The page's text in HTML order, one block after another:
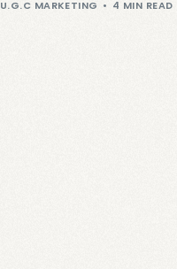
U.G.C MARKETING 4 MIN READ